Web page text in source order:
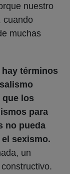
nuestro
cuando
muchas
hay términos
que los
para
no pueda
sexismo.
un